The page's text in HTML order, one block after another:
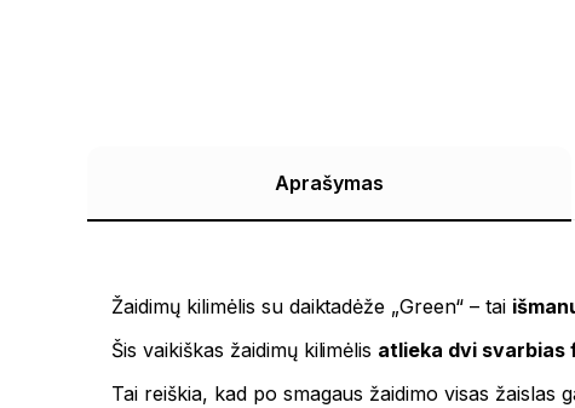
Aprašymas
Žaidimų kilimėlis su daiktadėže „Green“ – tai
Šis vaikiškas žaidimų kilimėlis atlieka dvi svarbias
Tai reiškia, kad po smagaus žaidimo visas žaislas